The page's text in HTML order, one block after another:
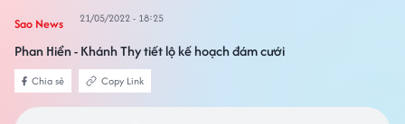
Sao News 21/05/2022 - 18:25
Phan Hiển - Khánh Thy tiết lộ kế hoạch đám cưới
Chia sẻ Copy Link